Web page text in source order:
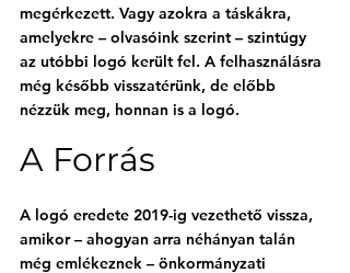
megérkezett. Vagy azokra a táskákra,
amelyekre – olvasóink szerint – szintúgy
az utóbbi logó került fel. A felhasználásra
még később visszatérünk, de előbb
nézzük meg, honnan is a logó.
A Forrás
A logó eredete 2019-ig vezethető vissza,
amikor – ahogyan arra néhányan talán
még emlékeznek – önkormányzati